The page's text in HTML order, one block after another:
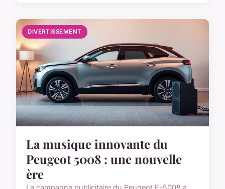
DIVERTISSEMENT
La musique innovante du
Peugeot 5008 : une nouvelle
ère